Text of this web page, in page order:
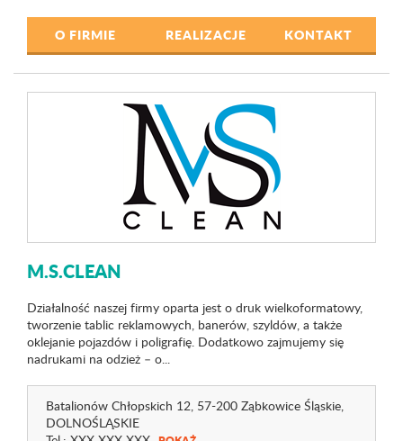
O FIRMIE REALIZACJE KONTAKT
M.S.CLEAN
Działalność naszej firmy oparta jest o druk wielkoformatowy,
tworzenie tablic reklamowych, banerów, szyldów, a także
oklejanie pojazdów i poligrafię. Dodatkowo zajmujemy się
nadrukami na odzież – o...
Batalionów Chłopskich 12, 57-200 Ząbkowice Śląskie,
DOLNOŚLĄSKIE